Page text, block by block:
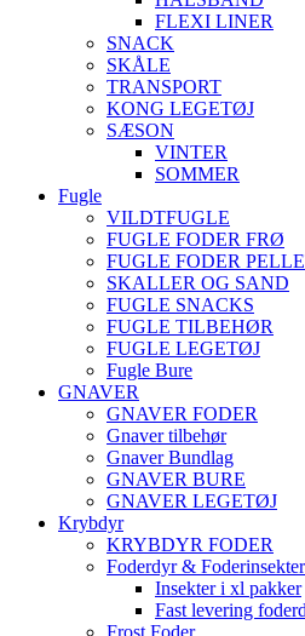
FLEXI LINER
SNACK
SKÅLE
TRANSPORT
KONG LEGETØJ
SÆSON
VINTER
SOMMER
Fugle
VILDTFUGLE
FUGLE FODER FRØ
FUGLE FODER
SKALLER OG SAND
FUGLE SNACKS
FUGLE TILBEHØR
FUGLE LEGETØJ
Fugle Bure
GNAVER
GNAVER FODER
Gnaver tilbehør
Gnaver Bundlag
GNAVER BURE
GNAVER LEGETØJ
Krybdyr
KRYBDYR FODER
Foderdyr &
Insekter i xl pakker
Fast levering
Frost Foder